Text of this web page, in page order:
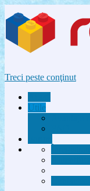
Treci peste conţinut
Utile